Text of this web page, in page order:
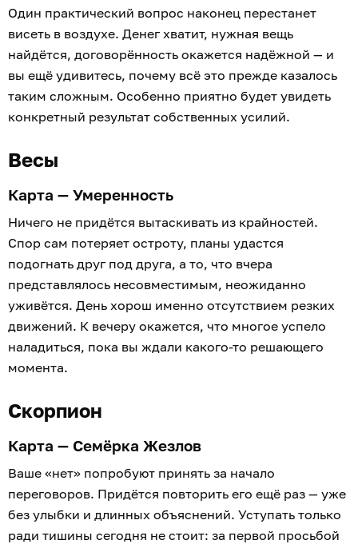
Один практический вопрос наконец перестанет
висеть в воздухе. Денег хватит, нужная вещь
найдётся, договорённость окажется надёжной — и
вы ещё удивитесь, почему всё это прежде казалось
таким сложным. Особенно приятно будет увидеть
конкретный результат собственных усилий.
Весы
Карта — Умеренность
Ничего не придётся вытаскивать из крайностей.
Спор сам потеряет остроту, планы удастся
подогнать друг под друга, а то, что вчера
представлялось несовместимым, неожиданно
уживётся. День хорош именно отсутствием резких
движений. К вечеру окажется, что многое успело
наладиться, пока вы ждали какого-то решающего
момента.
Скорпион
Карта — Семёрка Жезлов
Ваше «нет» попробуют принять за начало
переговоров. Придётся повторить его ещё раз — уже
без улыбки и длинных объяснений. Уступать только
ради тишины сегодня не стоит: за первой просьбой